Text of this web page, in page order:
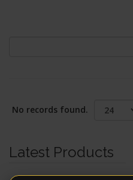
No records found.
Latest Products